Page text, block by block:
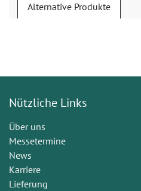
Alternative Produkte
Nützliche Links
Über uns
Messetermine
News
Karriere
Lieferung